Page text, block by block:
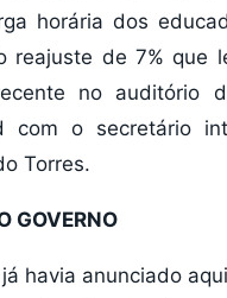
horária dos
reajuste de 7% que
no auditório
com o secretário
Torres.
GOVERNO
havia anunciado